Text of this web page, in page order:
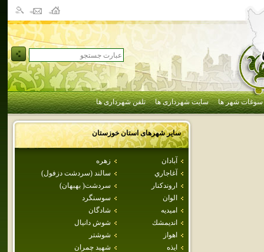
سوغات شهر ها سایت شهرداری ها تلفن شهرداری ها
سایر شهرهای استانخوزستان
آبادان
زهره
آغاجاري
سالند (سردشت دزفول)
اروندكنار
سردشت( بهبهان)
الوان
سوسنگرد
اميديه
شادگان
انديمشك
شوش دانيال
اهواز
شوشتر
ايذه
شهيد چمران